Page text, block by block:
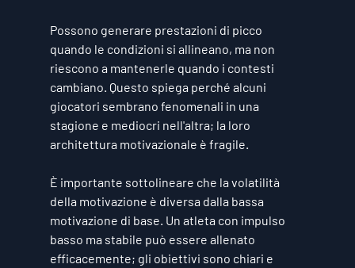
Possono generare prestazioni di picco
quando le condizioni si allineano, ma non
riescono a mantenerle quando i contesti
cambiano. Questo spiega perché alcuni
giocatori sembrano fenomenali in una
stagione e mediocri nell'altra; la loro
architettura motivazionale è fragile.
È importante sottolineare che la volatilità
della motivazione è diversa dalla bassa
motivazione di base. Un atleta con impulso
basso ma stabile può essere allenato
efficacemente; gli obiettivi sono chiari e